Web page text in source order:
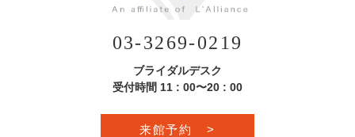
03-3269-0219
ブライダルデスク
受付時間 11 : 00〜20 : 00
来館予約 >